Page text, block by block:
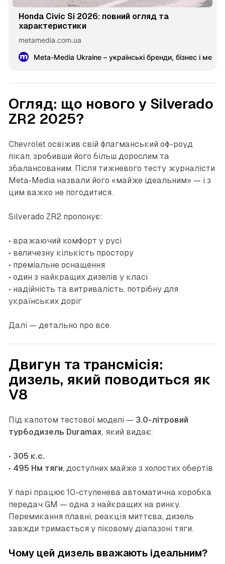
Honda Civic Si 2026: повний огляд та
характеристики
metamedia.com.ua
Meta-Media Ukraine – українські бренди, бізнес і
Огляд: що нового у Silverado
ZR2 2025?
Chevrolet освіжив свій флагманський оф-роуд
пікап, зробивши його більш дорослим та
збалансованим. Після тижневого тесту журналісти
Meta-Media назвали його «майже ідеальним» — і з
цим важко не погодитися.
Silverado ZR2 пропонує:
• вражаючий комфорт у русі
• величезну кількість простору
• преміальне оснащення
• один з найкращих дизелів у класі
• надійність та витривалість, потрібну для
українських доріг
Далі — детально про все.
Двигун та трансмісія:
дизель, який поводиться як
V8
Під капотом тестової моделі — 3.0-літровий
турбодизель Duramax, який видає:
• 305 к.с.
• 495 Нм тяги, доступних майже з холостих обертів
У парі працює 10-ступенева автоматична коробка
передач GM — одна з найкращих на ринку.
Перемикання плавні, реакція миттєва, дизель
завжди тримається у піковому діапазоні тяги.
Чому цей дизель вважають ідеальним?